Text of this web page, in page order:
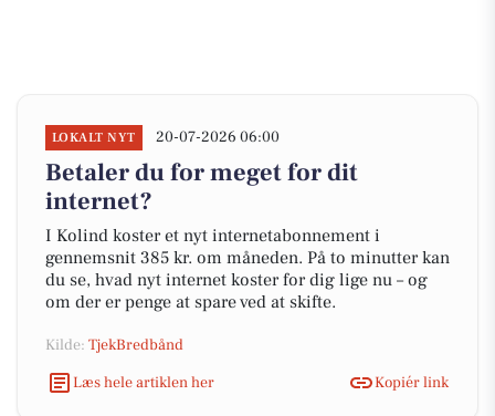
LOKALT NYT 20-07-2026 06:00
Betaler du for meget for dit
internet?
I Kolind koster et nyt internetabonnement i
gennemsnit 385 kr. om måneden. På to minutter kan
du se, hvad nyt internet koster for dig lige nu – og
om der er penge at spare ved at skifte.
Kilde: TjekBredbånd
Læs hele artiklen her
Kopiér link